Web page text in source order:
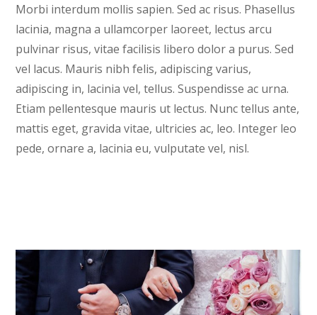
Morbi interdum mollis sapien. Sed ac risus. Phasellus
lacinia, magna a ullamcorper laoreet, lectus arcu
pulvinar risus, vitae facilisis libero dolor a purus. Sed
vel lacus. Mauris nibh felis, adipiscing varius,
adipiscing in, lacinia vel, tellus. Suspendisse ac urna.
Etiam pellentesque mauris ut lectus. Nunc tellus ante,
mattis eget, gravida vitae, ultricies ac, leo. Integer leo
pede, ornare a, lacinia eu, vulputate vel, nisl.